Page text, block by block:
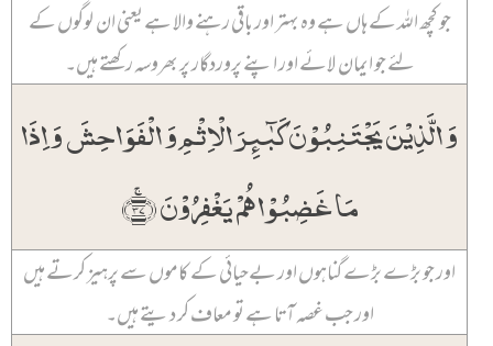
جو کچھ اللہ کے ہاں ہے وہ بہتر اور باقی رہنے والا ہے یعنی ان لوگوں کے
لئے جو ایمان لائے اور اپنے پروردگار پر بھروسہ رکھتے ہیں۔
وَ الَّذِیۡنَ یَجۡتَنِبُوۡنَ کَبٰٓئِرَ الۡاِثۡمِ وَ الۡفَوَاحِشَ وَ اِذَا
مَا غَضِبُوۡا ہُمۡ یَغۡفِرُوۡنَ ﴿ۚ۳۷﴾
اور جو بڑے بڑے گناہوں اور بےحیائی کے کاموں سے پرہیز کرتے ہیں
اور جب غصہ آتا ہے تو معاف کر دیتے ہیں۔